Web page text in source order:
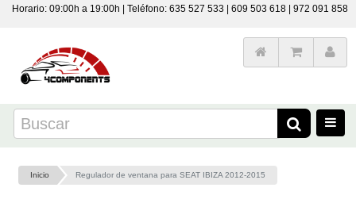
Horario: 09:00h a 19:00h | Teléfono: 635 527 533 | 609 503 618 | 972 091 858
Inicio Regulador de ventana para SEAT IBIZA 2012-2015